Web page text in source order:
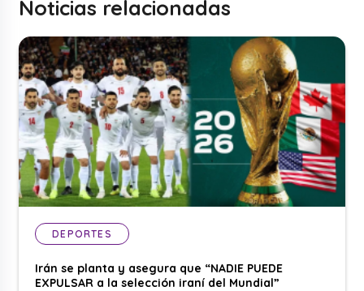
Noticias relacionadas
DEPORTES
Irán se planta y asegura que “NADIE PUEDE
EXPULSAR a la selección iraní del Mundial”